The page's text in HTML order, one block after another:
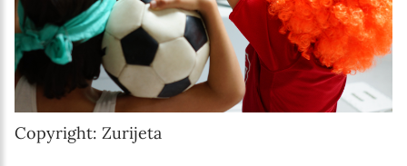
Copyright: Zurijeta